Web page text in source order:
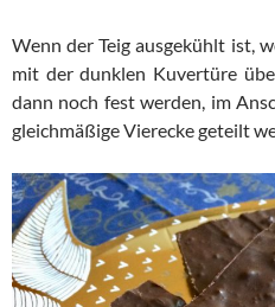
Wenn der Teig ausgekühlt ist,
mit der dunklen Kuvertüre
dann noch fest werden, im
gleichmäßige Vierecke geteilt